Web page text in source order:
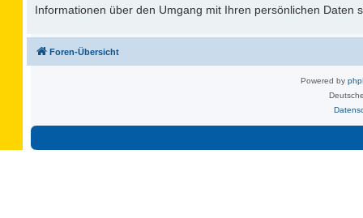
Informationen über den Umgang mit Ihren persönlichen Daten
Foren-Übersicht
Powered by